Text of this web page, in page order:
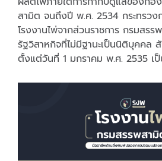
สามิต จนถึงปี พ.ศ. 2534 กระทรวง
โรงงานไพ่จากส่วนราชการ กรมสรร
รัฐวิสาหกิจที่ไม่มีฐานะเป็นนิติบุคคล
ตั้งแต่วันที่ 1 มกราคม พ.ศ. 2535 เ